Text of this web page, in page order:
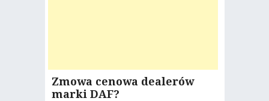
Zmowa cenowa dealerów
marki DAF?